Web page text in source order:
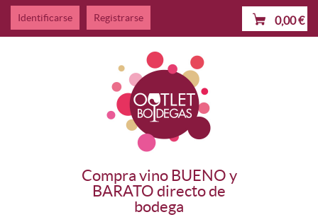
Identificarse Registrarse 0,00€
Compra vino BUENO y
BARATO directo de
bodega